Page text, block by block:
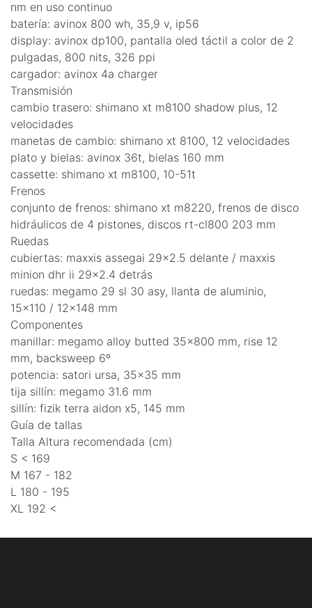
nm en uso continuo
batería: avinox 800 wh, 35,9 v, ip56
display: avinox dp100, pantalla oled táctil a color de 2
pulgadas, 800 nits, 326 ppi
cargador: avinox 4a charger
Transmisión
cambio trasero: shimano xt m8100 shadow plus, 12
velocidades
manetas de cambio: shimano xt 8100, 12 velocidades
plato y bielas: avinox 36t, bielas 160 mm
cassette: shimano xt m8100, 10-51t
Frenos
conjunto de frenos: shimano xt m8220, frenos de disco
hidráulicos de 4 pistones, discos rt-cl800 203 mm
Ruedas
cubiertas: maxxis assegai 29x2.5 delante / maxxis
minion dhr ii 29x2.4 detrás
ruedas: megamo 29 sl 30 asy, llanta de aluminio,
15x110 / 12x148 mm
Componentes
manillar: megamo alloy butted 35x800 mm, rise 12
mm, backsweep 6º
potencia: satori ursa, 35x35 mm
tija sillín: megamo 31.6 mm
sillín: fizik terra aidon x5, 145 mm
Guía de tallas
Talla Altura recomendada (cm)
S < 169
M 167 - 182
L 180 - 195
XL 192 <